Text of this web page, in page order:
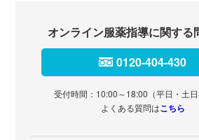
オンライン服薬指導に関する
0120-404-430
受付時間：10:00～18:00（平日・土日
よくある質問はこちら